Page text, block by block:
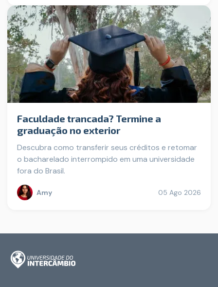
Faculdade trancada? Termine a
graduação no exterior
Descubra como transferir seus créditos e retomar
o bacharelado interrompido em uma universidade
fora do Brasil.
Amy 05 Ago 2026